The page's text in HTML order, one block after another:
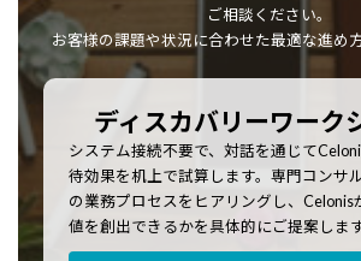
ご相談ください。
お客様の課題や状況に合わせた最適な進め
ディスカバリーワーク
システム接続不要で、対話を通じて
待効果を机上で試算します。専門コンサ
の業務プロセスをヒアリングし、Celonis
値を創出できるかを具体的にご提案します